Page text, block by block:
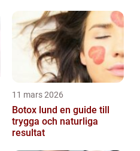
11 mars 2026
Botox lund en guide till
trygga och naturliga
resultat